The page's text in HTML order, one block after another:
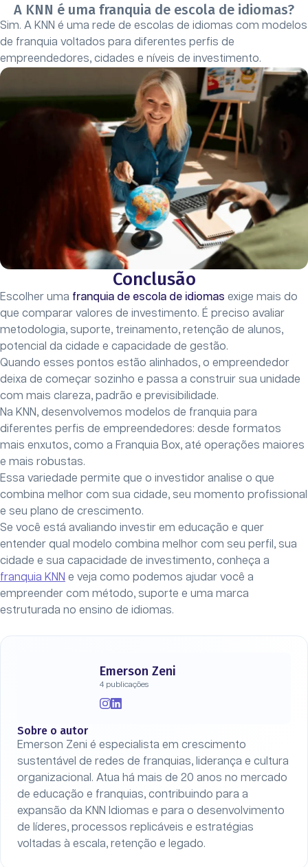
A KNN é uma franquia de escola de idiomas?
Sim. A KNN é uma rede de escolas de idiomas com modelos
de franquia voltados para diferentes perfis de
empreendedores, cidades e níveis de investimento.
Conclusão
Escolher uma franquia de escola de idiomas exige mais do
que comparar valores de investimento. É preciso avaliar
metodologia, suporte, treinamento, retenção de alunos,
potencial da cidade e capacidade de gestão.
Quando esses pontos estão alinhados, o empreendedor
deixa de começar sozinho e passa a construir sua unidade
com mais clareza, padrão e previsibilidade.
Na KNN, desenvolvemos modelos de franquia para
diferentes perfis de empreendedores: desde formatos
mais enxutos, como a Franquia Box, até operações maiores
e mais robustas.
Essa variedade permite que o investidor analise o que
combina melhor com sua cidade, seu momento profissional
e seu plano de crescimento.
Se você está avaliando investir em educação e quer
entender qual modelo combina melhor com seu perfil, sua
cidade e sua capacidade de investimento, conheça a
franquia KNN e veja como podemos ajudar você a
empreender com método, suporte e uma marca
estruturada no ensino de idiomas.
Emerson Zeni
4 publicações
Sobre o autor
Emerson Zeni é especialista em crescimento
sustentável de redes de franquias, liderança e cultura
organizacional. Atua há mais de 20 anos no mercado
de educação e franquias, contribuindo para a
expansão da KNN Idiomas e para o desenvolvimento
de líderes, processos replicáveis e estratégias
voltadas à escala, retenção e legado.